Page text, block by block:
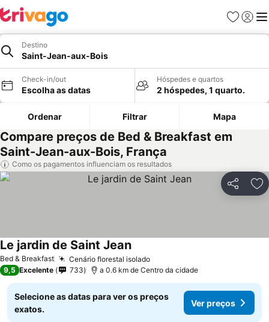
Favoritos
Iniciar
Destino
Saint-Jean-aux-Bois
Check-in/out
Escolha as datas
Hóspedes e quartos
2 hóspedes, 1 quarto.
Ordenar Filtrar Mapa
Compare preços de Bed & Breakfast em
Saint-Jean-aux-Bois, França
Como os pagamentos influenciam os resultados
Partilhar
Bed & Breakfast Cenário florestal isoladoVer preços
Le jardin de Saint JeanVer preços
9,5 Excelente 733 a 0.6 km de Centro da cidade
Selecione as datas para ver os preços
exatos.
Ver preços